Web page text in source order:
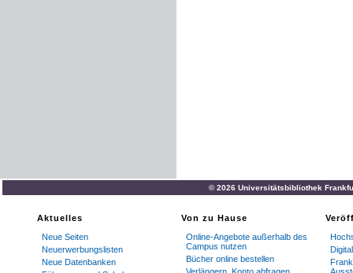
© 2026 Universitätsbibliothek
Aktuelles
Neue Seiten
Neuerwerbungslisten
Neue Datenbanken
Von zu Hause
Online-Angebote außerhalb des
Campus nutzen
Bücher online bestellen